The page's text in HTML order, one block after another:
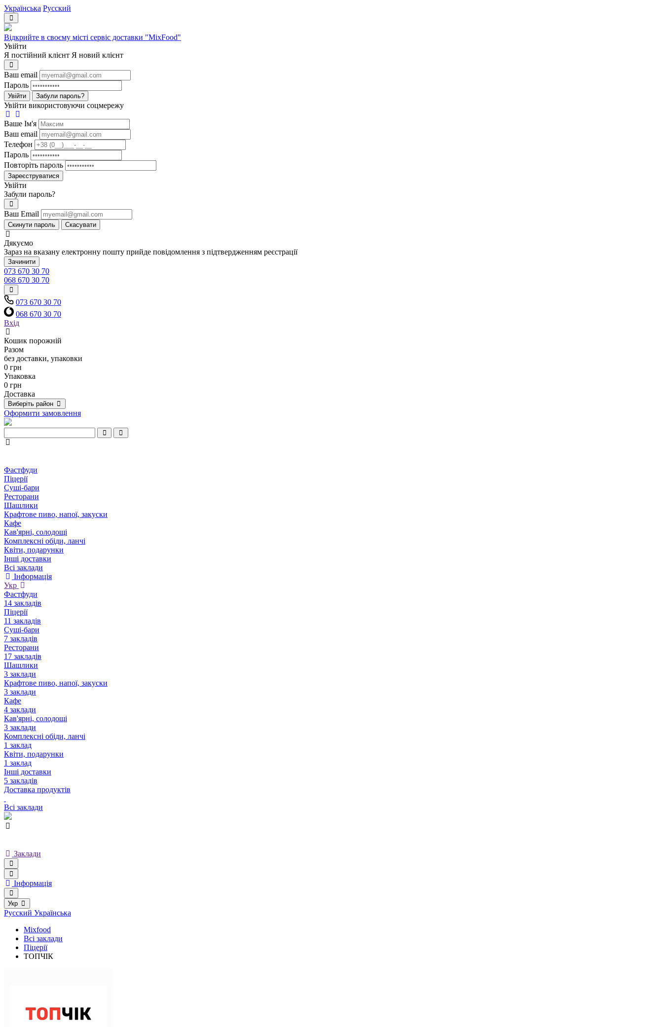
Українська Русский
Відкрийте в своєму місті сервіс доставки "MixFood"
Увійти
Я постійний клієнт Я новий клієнт
Ваш email
Пароль
Увійти Забули пароль?
Увійти використовуючи соцмережу
Ваше Iм'я
Ваш email
Телефон
Пароль
Повторіть пароль
Зареєструватися
Увійти
Забули пароль?
Ваш Email
Скинути пароль Скасувати
Дякуємо
Зараз на вказану електронну пошту прийде повідомлення з підтвердженням реєстрації
Зачинити
073 670 30 70
068 670 30 70
073 670 30 70
068 670 30 70
Вхід
Кошик порожній
Разом
без доставки, упаковки
0 грн
Упаковка
0 грн
Доставка
Виберіть район
Оформити замовлення
Фастфуди
Піцерії
Суші-бари
Ресторани
Шашлики
Крафтове пиво, напої, закуски
Кафе
Кав'ярні, солодощі
Комплексні обіди, ланчі
Квіти, подарунки
Інші доставки
Всі заклади
Інформація
Укр
Фастфуди
14 закладів
Піцерії
11 закладів
Суші-бари
7 закладів
Ресторани
17 закладів
Шашлики
3 заклади
Крафтове пиво, напої, закуски
3 заклади
Кафе
4 заклади
Кав'ярні, солодощі
3 заклади
Комплексні обіди, ланчі
1 заклад
Квіти, подарунки
1 заклад
Інші доставки
5 закладів
Доставка продуктів
Всі заклади
Заклади
Інформація
Укр
Русский Українська
Mixfood
Всі заклади
Піцерії
ТОПЧІК